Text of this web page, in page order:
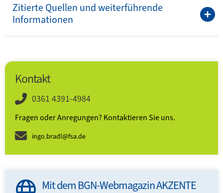
Zitierte Quellen und weiterführende
Informationen
Kontakt
0361 4391-4984
Fragen oder Anregungen? Kontaktieren Sie uns.
ingo.bradl@fsa.de
Mit dem BGN-Webmagazin AKZENTE